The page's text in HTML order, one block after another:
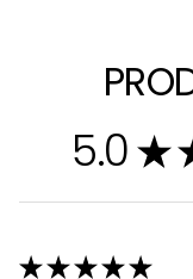
5.0 ★
★★★★★